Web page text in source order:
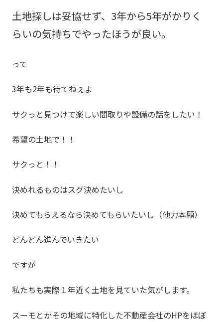
土地探しは妥協せず、3年から5年がかりく
らいの気持ちでやったほうが良い。
って
3年も2年も待てねぇよ
サクっと見つけて楽しい間取りや設備の話をしたい！
希望の土地で！！
サクっと！！
決めれるものはスグ決めたいし
決めてもらえるなら決めてもらいたいし（他力本願）
どんどん進んでいきたい
ですが
私たちも実際１年近く土地を見ていた気がします。
スーモとかその地域に特化した不動産会社のHPをほぼ